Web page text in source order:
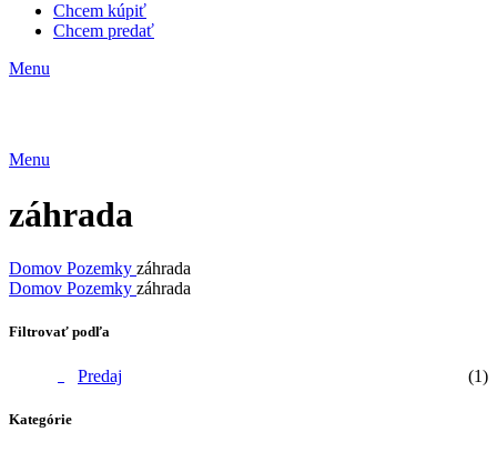
Chcem kúpiť
Chcem predať
Menu
Menu
záhrada
Domov Pozemky záhrada
Domov Pozemky záhrada
Filtrovať podľa
Predaj (1)
Kategórie